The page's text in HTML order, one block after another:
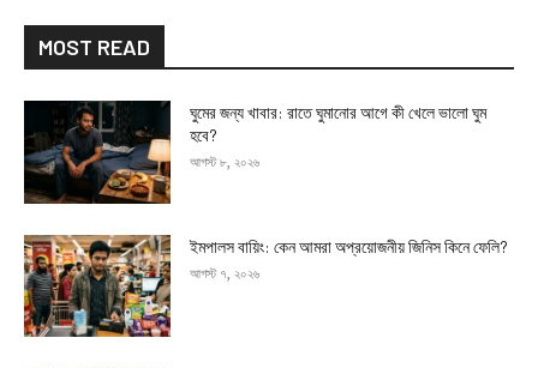
MOST READ
ঘুমের জন্য খাবার: রাতে ঘুমানোর আগে কী খেলে ভালো ঘুম
হবে?
আগস্ট ৮, ২০২৬
ইমপালস বায়িং: কেন আমরা অপ্রয়োজনীয় জিনিস কিনে ফেলি?
আগস্ট ৭, ২০২৬